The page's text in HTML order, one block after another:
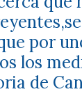
por
los
de